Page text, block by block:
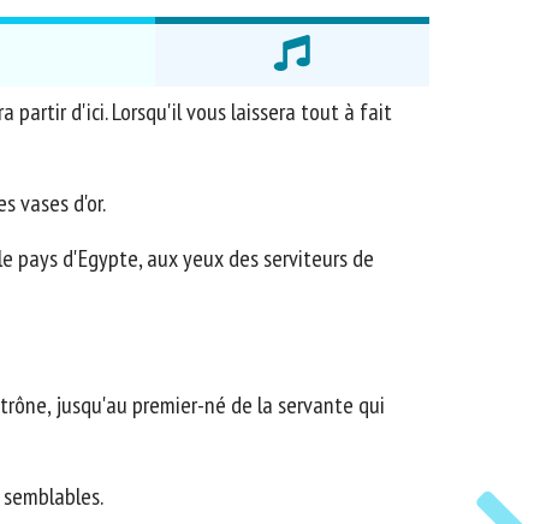
partir d'ici. Lorsqu'il vous laissera tout à fait
vases d'or.
pays d'Egypte, aux yeux des serviteurs de
jusqu'au premier-né de la servante qui